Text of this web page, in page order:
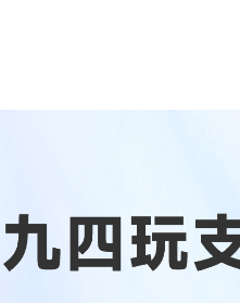
PC官网
代理流程
游戏开播助手